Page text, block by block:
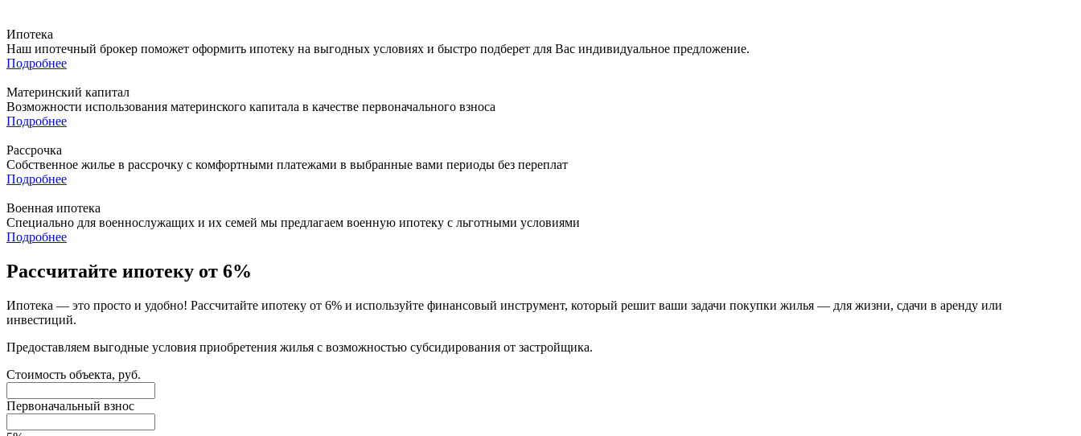
Ипотека
Наш ипотечный брокер поможет оформить ипотеку на выгодных условиях и быстро подберет для Вас индивидуальное предложение.
Подробнее
Материнский капитал
Возможности использования материнского капитала в качестве первоначального взноса
Подробнее
Рассрочка
Собственное жилье в рассрочку с комфортными платежами в выбранные вами периоды без переплат
Подробнее
Военная ипотека
Специально для военнослужащих и их семей мы предлагаем военную ипотеку с льготными условиями
Подробнее
Рассчитайте ипотеку от 6%
Ипотека — это просто и удобно! Рассчитайте ипотеку от 6% и используйте финансовый инструмент, который решит ваши задачи покупки жилья — для жизни, сдачи в аренду или
инвестиций.
Предоставляем выгодные условия приобретения жилья с возможностью субсидирования от застройщика.
Стоимость объекта, руб.
Первоначальный взнос